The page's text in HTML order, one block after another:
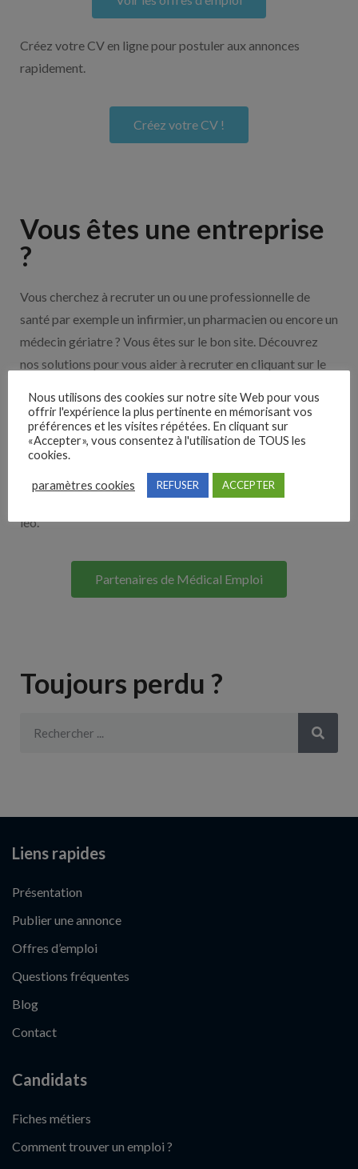
Créez votre CV en ligne pour postuler aux annonces
rapidement.
Créez votre CV !
Vous êtes une entreprise
?
Vous cherchez à recruter un ou une professionnelle de
santé par exemple un infirmier, un pharmacien ou encore un
médecin gériatre ? Vous êtes sur le bon site. Découvrez
nos solutions pour vous aider à recruter en cliquant sur le
Nos solutions entreprises
Lorem ipsum dolor sit amet, consectetur adipiscing elit. Ut
elit tellus, luctus nec ullamcorper mattis, pulvinar dapibus
leo.
Partenaires de Médical Emploi
Toujours perdu ?
Liens rapides
Présentation
Publier une annonce
Offres d’emploi
Questions fréquentes
Blog
Contact
Candidats
Fiches métiers
Comment trouver un emploi ?
Nous utilisons des cookies sur notre site Web pour vous
offrir l'expérience la plus pertinente en mémorisant vos
préférences et les visites répétées. En cliquant sur
«Accepter», vous consentez à l'utilisation de TOUS les
cookies.
paramètres cookies REFUSER ACCEPTER